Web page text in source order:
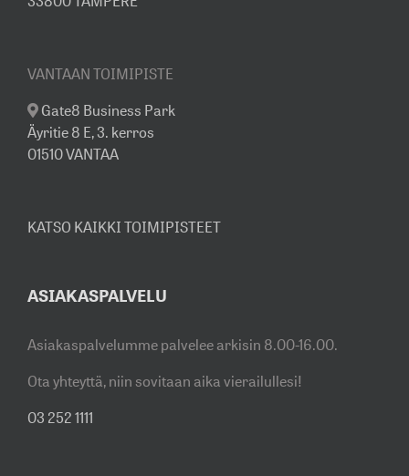
VANTAAN TOIMIPISTE
Gate8 Business Park
Äyritie 8 E, 3. kerros
01510 VANTAA
KATSO KAIKKI TOIMIPISTEET
ASIAKASPALVELU
Asiakaspalvelumme palvelee arkisin 8.00-16.00.
Ota yhteyttä, niin sovitaan aika vierailullesi!
03 252 1111